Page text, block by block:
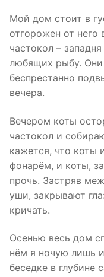
Мой дом стоит в
отгорожен от
частокол –
любящих рыбу. Они
беспрестанно
вечера.
Вечером коты
частокол и
кажется, что коты
фонарём, и коты,
прочь. Застряв
уши, закрывают
кричать.
Осенью весь дом
нём я ночую лишь
беседке в глубине